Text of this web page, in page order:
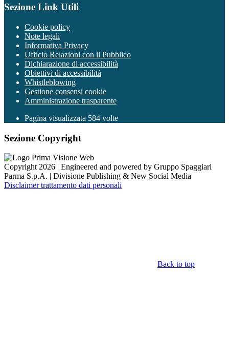
Sezione Link Utili
Cookie policy
Note legali
Informativa Privacy
Ufficio Relazioni con il Pubblico
Dichiarazione di accessibilità
Obiettivi di accessibilità
Whistleblowing
Gestione consensi cookie
Amministrazione trasparente
Pagina visualizzata 584 volte
Sezione Copyright
Copyright 2026 | Engineered and powered by Gruppo Spaggiari
Parma S.p.A. | Divisione Publishing & New Social Media
Disclaimer trattamento dati personali
Back to top